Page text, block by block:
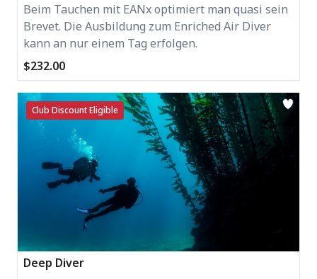
Beim Tauchen mit EANx optimiert man quasi sein
Brevet. Die Ausbildung zum Enriched Air Diver
kann an nur einem Tag erfolgen.
$232.00
Club Discount Eligible
Deep Diver